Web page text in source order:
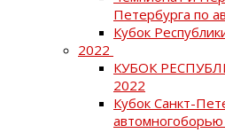
Петербурга по
Кубок
2022
КУБОК
2022
Кубок Санкт-